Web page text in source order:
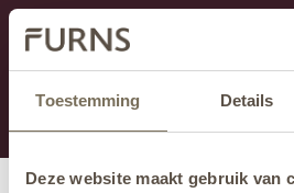
Toestemming Details
Deze website maakt gebruik van
Ten dział jest obecnie w
informacji.
możesz zadzwonić pod numer